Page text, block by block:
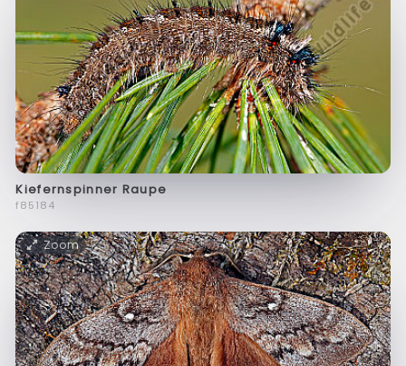
Kiefernspinner Raupe
f85184
Zoom